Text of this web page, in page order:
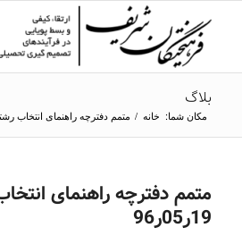
بلاگ
مکان شما: خانه / متمم دفترچه راهنمای انتخاب رشته آزاد
متمم دفترچه راهنمای
19ر05ر96